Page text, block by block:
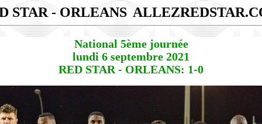
STAR - ORLEANS
National 5ème journée
lundi 6 septembre 2021
RED STAR - ORLEANS: 1-0